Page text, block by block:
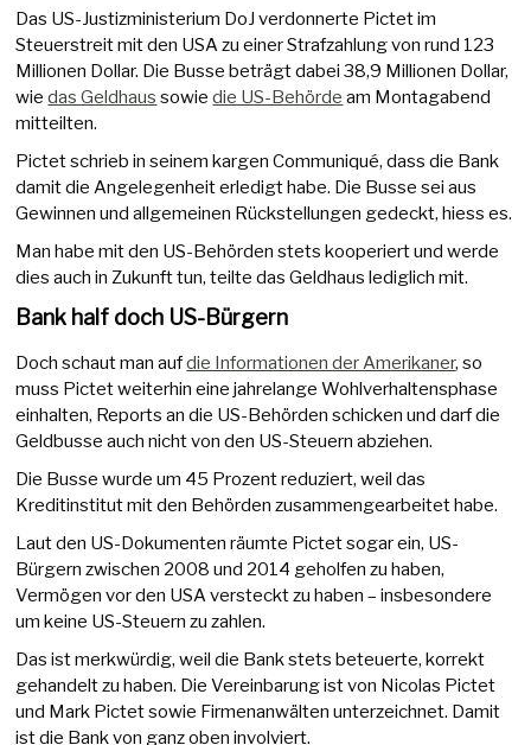
Das US-Justizministerium DoJ verdonnerte Pictet im
Steuerstreit mit den USA zu einer Strafzahlung von rund 123
Millionen Dollar. Die Busse beträgt dabei 38,9 Millionen Dollar,
wiedas Geldhaus sowiedie US-Behörde am Montagabend
mitteilten.
Pictet schrieb in seinem kargen Communiqué, dass die Bank
damit die Angelegenheit erledigt habe. Die Busse sei aus
Gewinnen und allgemeinen Rückstellungen gedeckt, hiess es.
Man habe mit den US-Behörden stets kooperiert und werde
dies auch in Zukunft tun, teilte das Geldhaus lediglich mit.
Bank half doch US-Bürgern
Doch schaut man aufdie Informationen der Amerikaner, so
muss Pictet weiterhin eine jahrelange Wohlverhaltensphase
einhalten, Reports an die US-Behörden schicken und darf die
Geldbusse auch nicht von den US-Steuern abziehen.
Die Busse wurde um 45 Prozent reduziert, weil das
Kreditinstitut mit den Behörden zusammengearbeitet habe.
Laut den US-Dokumenten räumte Pictet sogar ein, US-
Bürgern zwischen 2008 und 2014 geholfen zu haben,
Vermögen vor den USA versteckt zu haben – insbesondere
um keine US-Steuern zu zahlen.
Das ist merkwürdig, weil die Bank stets beteuerte, korrekt
gehandelt zu haben. Die Vereinbarung ist von Nicolas Pictet
und Mark Pictet sowie Firmenanwälten unterzeichnet. Damit
ist die Bank von ganz oben involviert.